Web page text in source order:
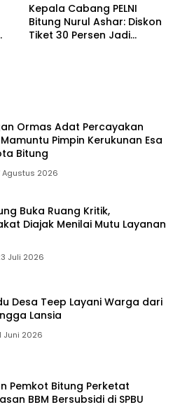
Kepala Cabang PELNI
Bitung Nurul Ashar: Diskon
Tiket 30 Persen Jadi
Ormas Adat Percayakan
Pimpin Kerukunan Esa
Bitung
Agustus 2026
Buka Ruang Kritik,
Diajak Menilai Mutu Layanan
Juli 2026
Desa Teep Layani Warga dari
Lansia
Juni 2026
Pemkot Bitung Perketat
BBM Bersubsidi di SPBU